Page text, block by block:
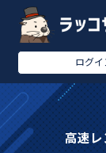
ログイ
高速